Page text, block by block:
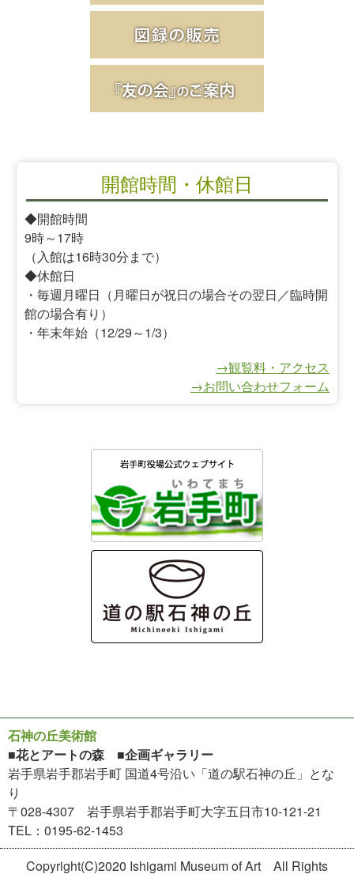
開館時間・休館日
◆開館時間
9時～17時
（入館は16時30分まで）
◆休館日
・毎週月曜日（月曜日が祝日の場合その翌日／臨時開
館の場合有り）
・年末年始（12/29～1/3）
→観覧料・アクセス
→お問い合わせフォーム
石神の丘美術館
■花とアートの森 ■企画ギャラリー
岩手県岩手郡岩手町 国道4号沿い「道の駅石神の丘」とな
り
〒028-4307 岩手県岩手郡岩手町大字五日市10-121-21
TEL：0195-62-1453
Copyright(C)2020 Ishigami Museum of Art All Rights